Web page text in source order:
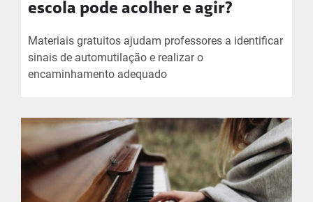
escola pode acolher e agir?
Materiais gratuitos ajudam professores a identificar
sinais de automutilação e realizar o
encaminhamento adequado